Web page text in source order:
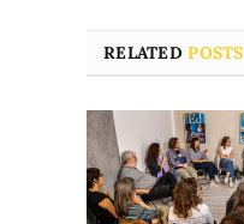
RELATEDPOSTS